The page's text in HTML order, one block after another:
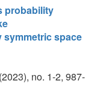
probability
space
no. 1-2, 987-